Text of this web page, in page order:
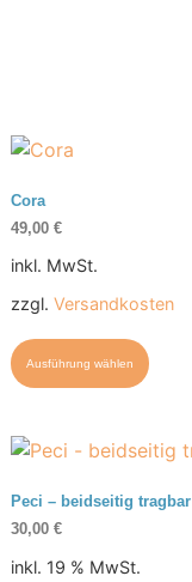
Cora
49,00 €
inkl. MwSt.
zzgl. Versandkosten
Ausführung wählen
Peci – beidseitig tragbar
30,00 €
inkl. 19 % MwSt.